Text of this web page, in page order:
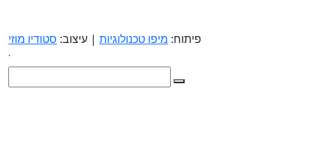
פיתוח: מיפו טכנולוגיות | עיצוב: סטודיו מוזי
.